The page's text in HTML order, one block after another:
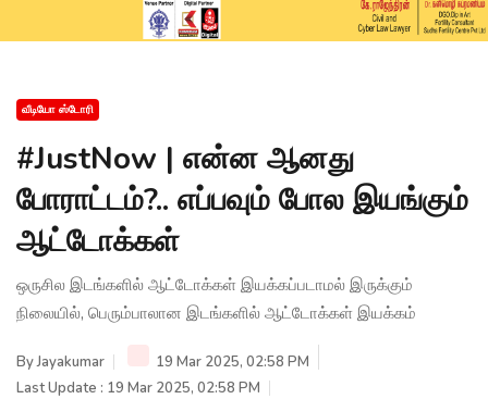
வீடியோ ஸ்டோரி
#JustNow | என்ன ஆனது
போராட்டம்?.. எப்பவும் போல இயங்கும்
ஆட்டோக்கள்
ஒருசில இடங்களில் ஆட்டோக்கள் இயக்கப்படாமல் இருக்கும்
நிலையில், பெரும்பாலான இடங்களில் ஆட்டோக்கள் இயக்கம்
ByJayakumar
19 Mar 2025, 02:58 PM
Last Update : 19 Mar 2025, 02:58 PM